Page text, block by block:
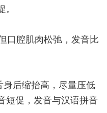
口腔肌肉松弛，发音比
后缩抬高，尽量压低
短促，发音与汉语拼音